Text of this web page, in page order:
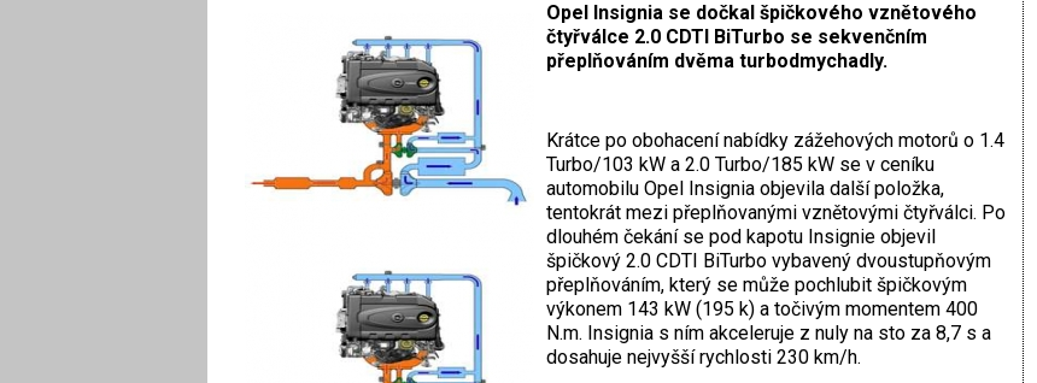
Opel Insignia se dočkal špičkového vznětového
čtyřválce 2.0 CDTI BiTurbo se sekvenčním
přeplňováním dvěma turbodmychadly.
Krátce po obohacení nabídky zážehových motorů o 1.4
Turbo/103 kW a 2.0 Turbo/185 kW se v ceníku
automobilu Opel Insignia objevila další položka,
tentokrát mezi přeplňovanými vznětovými čtyřválci. Po
dlouhém čekání se pod kapotu Insignie objevil
špičkový 2.0 CDTI BiTurbo vybavený dvoustupňovým
přeplňováním, který se může pochlubit špičkovým
výkonem 143 kW (195 k) a točivým momentem 400
N.m. Insignia s ním akceleruje z nuly na sto za 8,7 s a
dosahuje nejvyšší rychlosti 230 km/h.